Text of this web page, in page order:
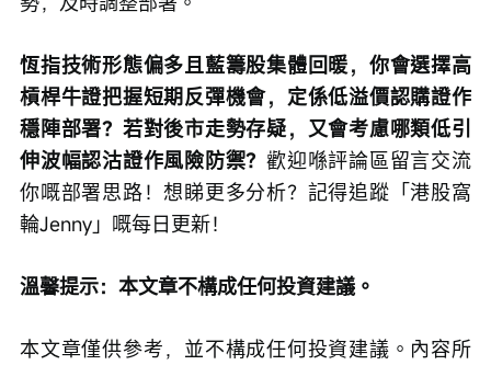
恆指技術形態偏多且藍籌股集體回暖，你會選擇高
槓桿牛證把握短期反彈機會，定係低溢價認購證作
穩陣部署？若對後市走勢存疑，又會考慮哪類低引
伸波幅認沽證作風險防禦？歡迎喺評論區留言交流
你嘅部署思路！想睇更多分析？記得追蹤「港股窩
輪Jenny」嘅每日更新！
溫馨提示：本文章不構成任何投資建議。
本文章僅供參考，並不構成任何投資建議。內容所